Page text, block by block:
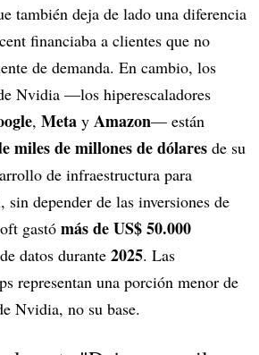
también deja de lado una diferencia
financiaba a clientes que no
de demanda. En cambio, los
Nvidia —los hiperescaladores
, Meta y Amazon— están
miles de millones de dólares de su
de infraestructura para
depender de las inversiones de
gastó más de US$ 50.000
datos durante 2025. Las
representan una porción menor de
Nvidia, no su base.